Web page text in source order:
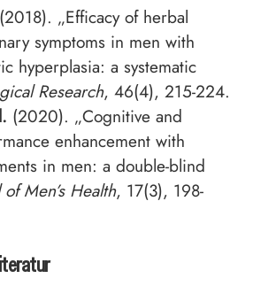
(2018). „Efficacy of herbal
symptoms in men with
hyperplasia: a systematic
Research, 46(4), 215-224.
(2020). „Cognitive and
enhancement with
in men: a double-blind
of Men’s Health, 17(3), 198-